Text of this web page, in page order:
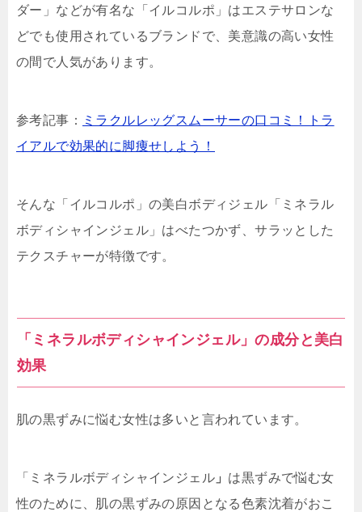
ダー」などが有名な「イルコルポ」はエステサロンな
どでも使用されているブランドで、美意識の高い女性
の間で人気があります。
参考記事：
ミラクルレッグスムーサーの口コミ！トラ
イアルで効果的に脚痩せしよう！
そんな「イルコルポ」の美白ボディジェル「ミネラル
ボディシャインジェル」はべたつかず、サラッとした
テクスチャーが特徴です。
「ミネラルボディシャインジェル」の成分と美白
効果
肌の黒ずみに悩む女性は多いと言われています。
「ミネラルボディシャインジェル 」 は黒ずみで悩む女
性のために、肌の黒ずみの原因となる色素沈着がおこ